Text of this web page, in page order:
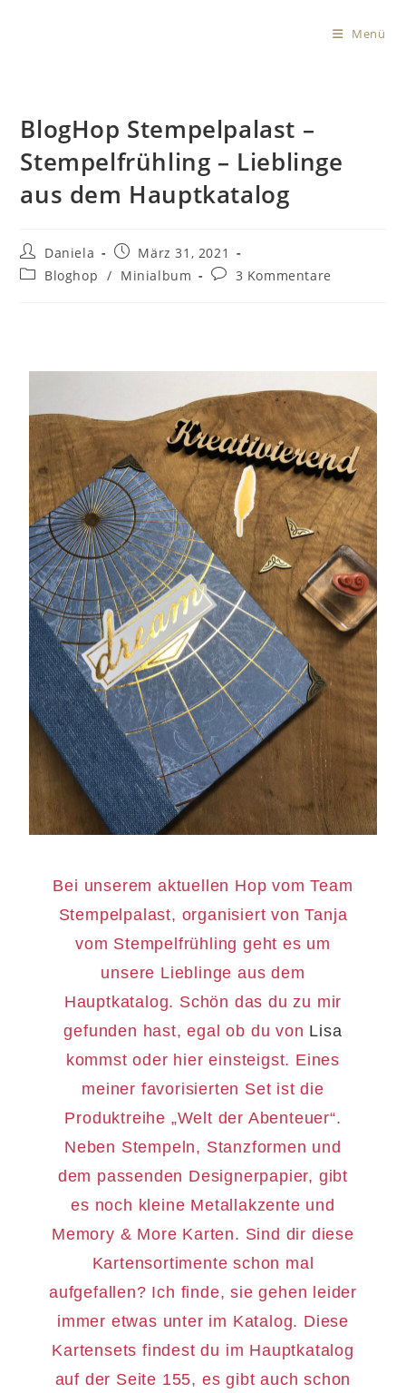
Menü
BlogHop Stempelpalast –
Stempelfrühling – Lieblinge
aus dem Hauptkatalog
Daniela
März 31, 2021
Bloghop / Minialbum 3 Kommentare
Bei unserem aktuellen Hop vom Team
Stempelpalast, organisiert von Tanja
vom Stempelfrühling geht es um
unsere Lieblinge aus dem
Hauptkatalog. Schön das du zu mir
gefunden hast, egal ob du von Lisa
kommst oder hier einsteigst. Eines
meiner favorisierten Set ist die
Produktreihe „Welt der Abenteuer“.
Neben Stempeln, Stanzformen und
dem passenden Designerpapier, gibt
es noch kleine Metallakzente und
Memory & More Karten. Sind dir diese
Kartensortimente schon mal
aufgefallen? Ich finde, sie gehen leider
immer etwas unter im Katalog. Diese
Kartensets findest du im Hauptkatalog
auf der Seite 155, es gibt auch schon